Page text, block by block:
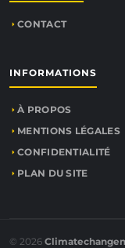
CONTACT
INFORMATIONS
À PROPOS
MENTIONS LÉGALES
CONFIDENTIALITÉ
PLAN DU SITE
© 2026